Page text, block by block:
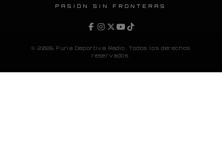
PASIÓN SIN FRONTERAS
© 2026 Furia Deportiva Radio. Todos los derechos
reservados.